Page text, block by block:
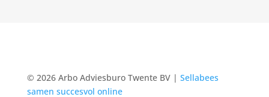
© 2026 Arbo Adviesburo Twente BV | Sellabees
samen succesvol online